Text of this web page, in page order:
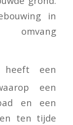
in
heeft een
een
en een
ten tijde